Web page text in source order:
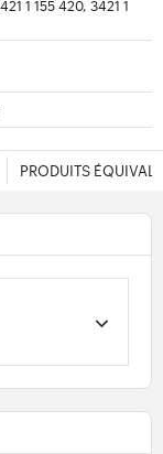
1 155 420, 3421 1
PRODUITS